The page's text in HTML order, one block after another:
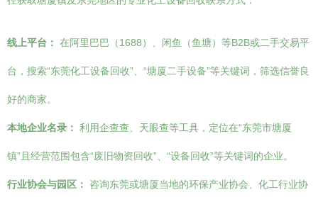
线上平台： 在阿里巴巴（1688）、闲鱼（鱼塘）等B2B或二手交易平
台，搜索“东莞化工设备回收”、“塘厦二手设备”等关键词，筛选信誉良
好的商家。
本地企业名录： 利用企查查、天眼查等工具，定位在“东莞市塘厦
镇”且经营范围包含“废旧物资回收”、“设备回收”等关键词的企业。
行业协会与园区： 咨询东莞或塘厦当地的环保产业协会、化工行业协